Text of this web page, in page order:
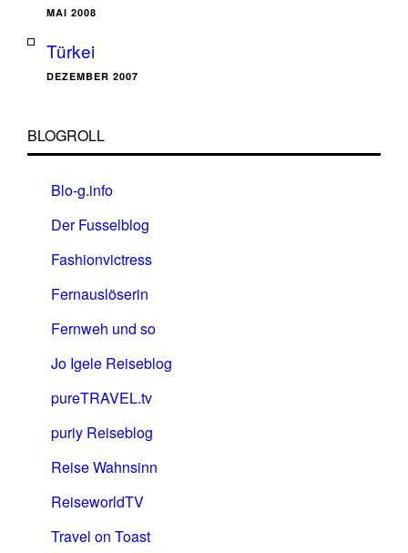
MAI 2008
Türkei
DEZEMBER 2007
BLOGROLL
Blo-g.info
Der Fusselblog
Fashionvictress
Fernauslöserin
Fernweh und so
Jo Igele Reiseblog
pureTRAVEL.tv
puriy Reiseblog
Reise Wahnsinn
ReiseworldTV
Travel on Toast